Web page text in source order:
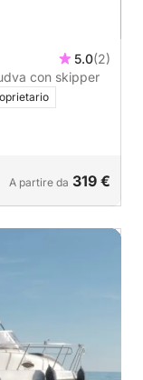
5.0(2)
con skipper
A partire da 319 €